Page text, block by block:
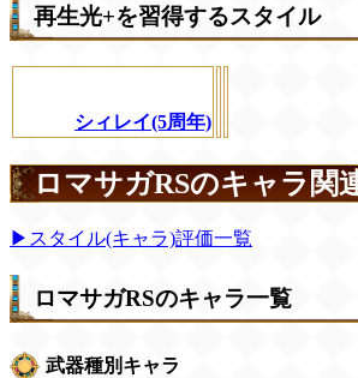
再生光+を習得するスタイル
シィレイ(5周年)
ロマサガRSのキャラ関
▶スタイル(キャラ)評価一覧
ロマサガRSのキャラ一覧
武器種別キャラ